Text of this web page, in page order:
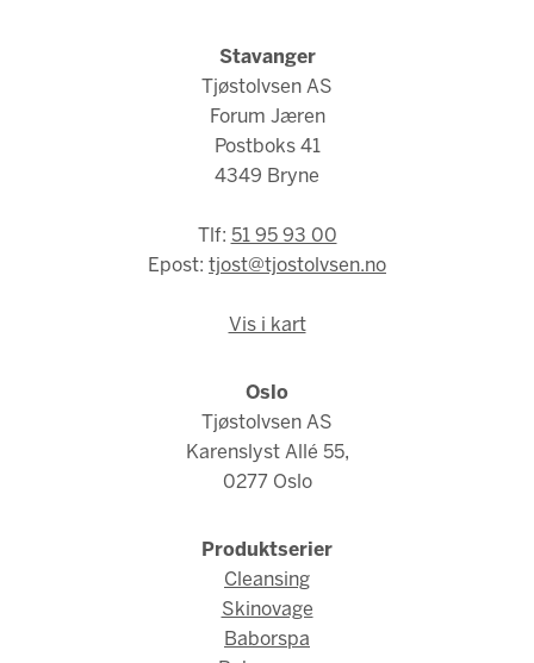
Stavanger
Tjøstolvsen AS
Forum Jæren
Postboks 41
4349 Bryne
Tlf: 51 95 93 00
Epost: tjost@tjostolvsen.no
Vis i kart
Oslo
Tjøstolvsen AS
Karenslyst Allé 55,
0277 Oslo
Produktserier
Cleansing
Skinovage
Baborspa